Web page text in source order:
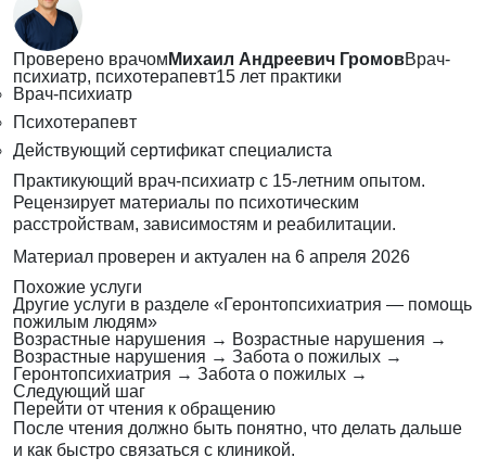
Проверено врачом Михаил Андреевич ГромовВрач-
психиатр, психотерапевт15 лет практики
Врач-психиатр
Психотерапевт
Действующий сертификат специалиста
Практикующий врач-психиатр с 15-летним опытом.
Рецензирует материалы по психотическим
расстройствам, зависимостям и реабилитации.
Материал проверен и актуален на 6 апреля 2026
Похожие услуги
Другие услуги в разделе «Геронтопсихиатрия — помощь
пожилым людям»
Возрастные нарушения → Возрастные нарушения →
Возрастные нарушения → Забота о пожилых →
Геронтопсихиатрия → Забота о пожилых →
Следующий шаг
Перейти от чтения к обращению
После чтения должно быть понятно, что делать дальше
и как быстро связаться с клиникой.